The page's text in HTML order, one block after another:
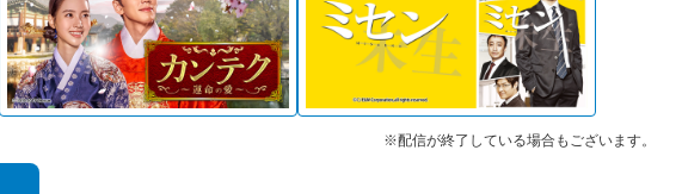
※配信が終了している場合もございます。